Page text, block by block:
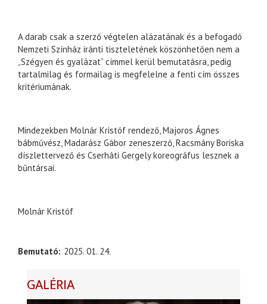
A darab csak a szerző végtelen alázatának és a befogadó
Nemzeti Színház iránti tiszteletének köszönhetően nem a
„Szégyen és gyalázat” címmel kerül bemutatásra, pedig
tartalmilag és formailag is megfelelne a fenti cím összes
kritériumának.
Mindezekben Molnár Kristóf rendező, Majoros Ágnes
bábművész, Madarász Gábor zeneszerző, Racsmány Boriska
díszlettervező és Cserháti Gergely koreográfus lesznek a
bűntársai.
Molnár Kristóf
Bemutató 2025. 01. 24.
GALÉRIA